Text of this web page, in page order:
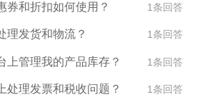
产品需要符合Walmart的质量标
的帮助或有任何问题，欢迎向ES
券和折扣如何使用？ 1条回答
理发货和物流？ 1条回答
上管理我的产品库存？ 1条回答
处理发票和税收问题？ 1条回答